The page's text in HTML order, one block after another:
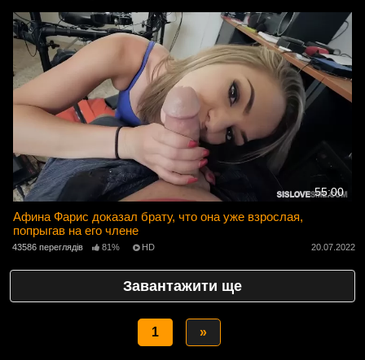
55:00
Афина Фарис доказал брату, что она уже взрослая,
попрыгав на его члене
43586 переглядів 81% HD 20.07.2022
Завантажити ще
1 »